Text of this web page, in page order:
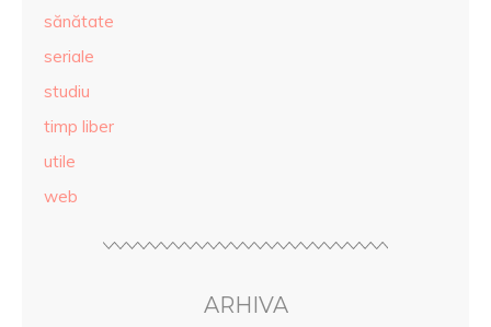
sănătate
seriale
studiu
timp liber
utile
web
ARHIVA